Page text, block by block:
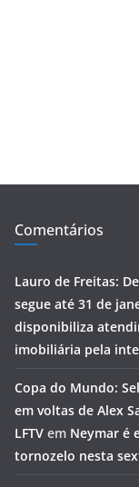
Comentários
Lauro de Freitas:
segue até 31 de
disponibiliza
imobiliária pela
Copa do Mundo:
em voltas de Alex
LFTV em Neymar é
tornozelo nesta